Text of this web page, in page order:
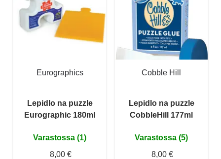
Eurographics
Lepidlo na puzzle
Eurographic 180ml
Varastossa (1)
8,00 €
Cobble Hill
Lepidlo na puzzle
CobbleHill 177ml
Varastossa (5)
8,00 €